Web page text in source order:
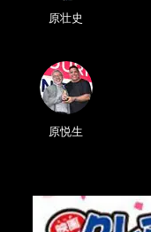
原壮史
原悦生